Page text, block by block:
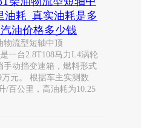
油耗_真实油耗是多
油价格多少钱
物流型短轴中顶
一台2.8T108马力L4涡轮
手动挡变速箱，燃料形式
元。 根据车主实测数
/百公里，高油耗为10.25